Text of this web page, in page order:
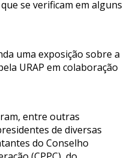
se verificam em alguns
uma exposição sobre a
URAP em colaboração
entre outras
de diversas
do Conselho